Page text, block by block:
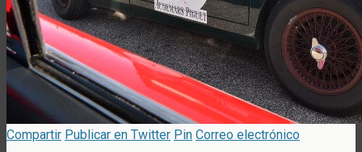
Compartir Publicar en Twitter Pin Correo electrónico